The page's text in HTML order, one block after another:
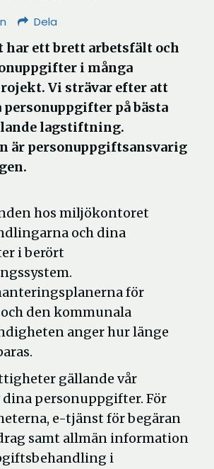
Dela
ett brett arbetsfält och
i många
Vi strävar efter att
på bästa
lagstiftning.
är personuppgiftsansvarig
hos miljökontoret
och dina
i berört
för
den kommunala
anger hur länge
gällande vår
personuppgifter. För
e-tjänst för begäran
samt allmän information
i